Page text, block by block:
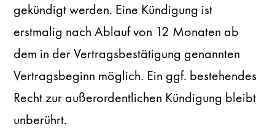
gekündigt werden. Eine Kündigung ist
erstmalig nach Ablauf von 12 Monaten ab
dem in der Vertragsbestätigung genannten
Vertragsbeginn möglich. Ein ggf. bestehendes
Recht zur außerordentlichen Kündigung bleibt
unberührt.